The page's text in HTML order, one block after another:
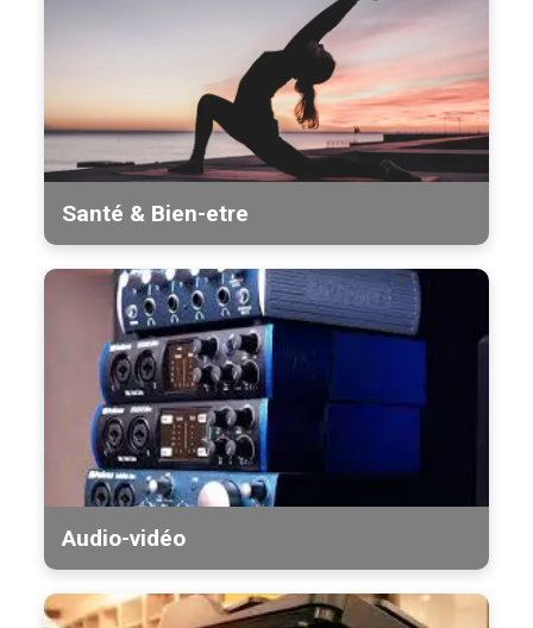
Santé & Bien-etre
Audio-vidéo